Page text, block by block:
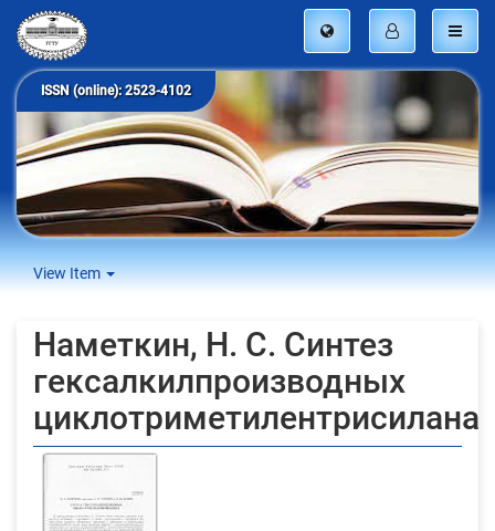
ISSN (online): 2523-4102
View Item
Наметкин, Н. С. Синтез
гексалкилпроизводных
циклотриметилентрисилана